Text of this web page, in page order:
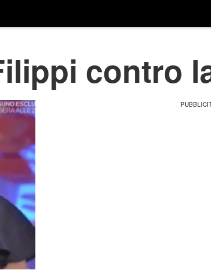
contro